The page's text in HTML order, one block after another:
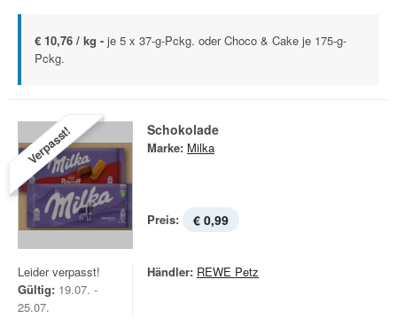
€ 10,76 / kg - je 5 x 37-g-Pckg. oder Choco & Cake je 175-g-
Pckg.
Verpasst! Schokolade
Marke: Milka
Preis: € 0,99
Leider verpasst!
Gültig: 19.07. -
25.07.
Händler: REWE Petz